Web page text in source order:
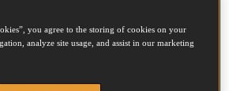
PUNTI 35MM GALV 3M
you agree to the storing of cookies on your
analyze site usage, and assist in our marketing